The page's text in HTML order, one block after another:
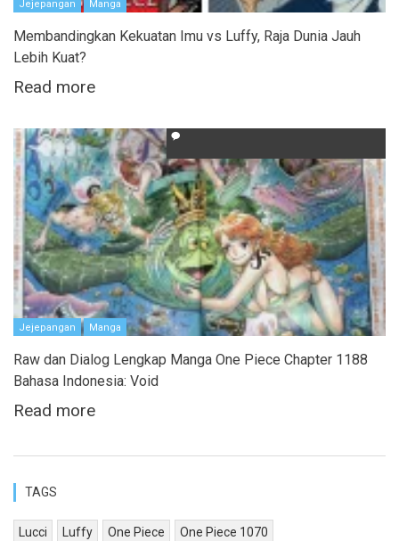
Jejepangan Manga
Membandingkan Kekuatan Imu vs Luffy, Raja Dunia Jauh
Lebih Kuat?
Read more
Jejepangan Manga
Raw dan Dialog Lengkap Manga One Piece Chapter 1188
Bahasa Indonesia: Void
Read more
TAGS
Lucci Luffy One Piece One Piece 1070